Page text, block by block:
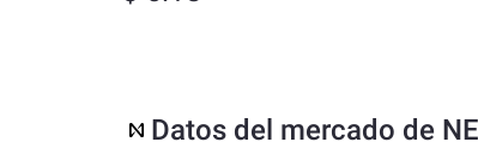
Datos del mercado de